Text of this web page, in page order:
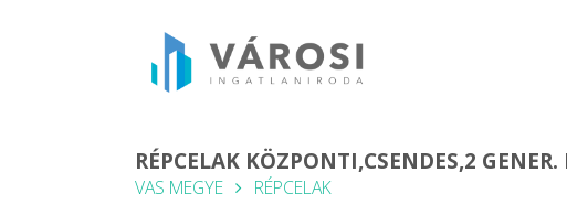
RÉPCELAK KÖZPONTI,CSENDES,2
VAS MEGYE RÉPCELAK